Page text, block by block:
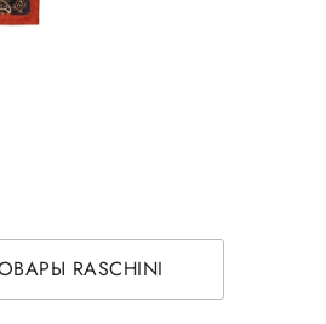
RASCHINI